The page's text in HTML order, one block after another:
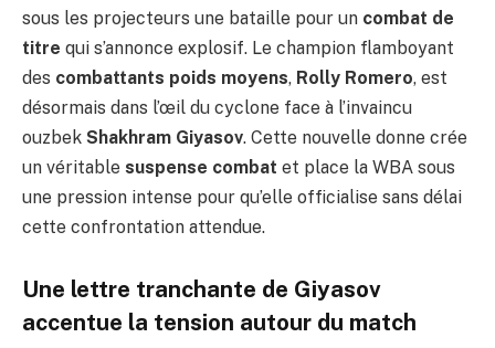
sous les projecteurs une bataille pour un combat de
titre qui s’annonce explosif. Le champion flamboyant
des combattants poids moyens, Rolly Romero, est
désormais dans l’œil du cyclone face à l’invaincu
ouzbek Shakhram Giyasov. Cette nouvelle donne crée
un véritable suspense combat et place la WBA sous
une pression intense pour qu’elle officialise sans délai
cette confrontation attendue.
Une lettre tranchante de Giyasov
accentue la tension autour du match